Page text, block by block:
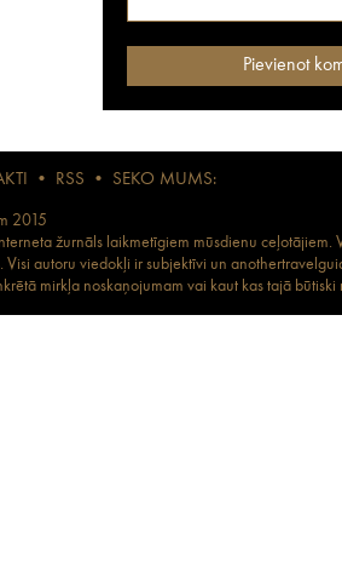
• RSS • SEKO MUMS:
2015
žurnāls laikmetīgiem mūsdienu
Visi autoru viedokļi ir subjektīvi un
mirkļa noskaņojumam vai kaut kas tajā